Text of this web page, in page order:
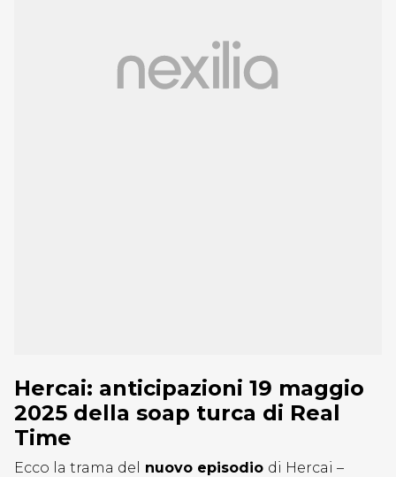
Hercai: anticipazioni 19 maggio
2025 della soap turca di Real
Time
Ecco la trama del nuovo episodio di Hercai –